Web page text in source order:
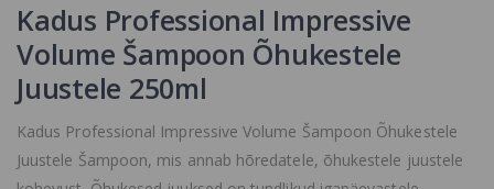
Kadus Professional Impressive
Volume Šampoon Õhukestele
Juustele 250ml
Kadus Professional Impressive Volume Šampoon Õhukestele
Juustele Šampoon, mis annab hõredatele, õhukestele juustele
VAADAKE
SARNASEID
TOOTEID MEIE
KODULEHELT
väike/suur testi
toote nimi
0.21 €
Kohevust
Šampoon
12.9 €